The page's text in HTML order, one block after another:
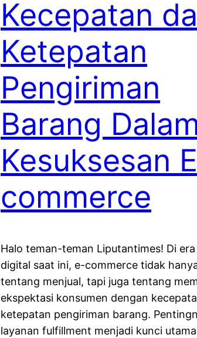
Kecepatan
Ketepatan
Pengiriman
Barang
Kesuksesan
commerce
Halo teman-teman Liputantimes! Di era
digital saat ini, e-commerce tidak
tentang menjual, tapi juga tentang
ekspektasi konsumen dengan
ketepatan pengiriman barang.
layanan fulfillment menjadi kunci utama